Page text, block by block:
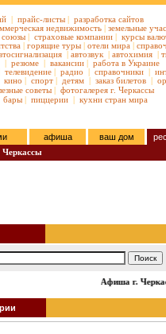
| прайс-листы | разработка сайтов
недвижимость | земельные
союзы | страховые компании | курсы
| горящие туры | отели мира |
| автозвук | автохимия |
| резюме | вакансии | работа в Украине
телевидение | радио | справочники |
кино | спорт | детям | заказ билетов |
советы | фотогалерея г. Черкассы
бары | пиццерии | кухни стран мира
афиша ваш дом
Афиша г.